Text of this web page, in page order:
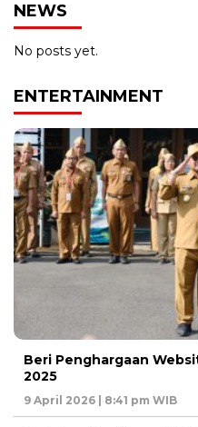
NEWS
No posts yet.
ENTERTAINMENT
Beri Penghargaan
2025
9 April 2026 | 8:41 pm WIB